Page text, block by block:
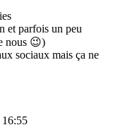
et parfois un peu
nous 😉)
sociaux mais ça ne